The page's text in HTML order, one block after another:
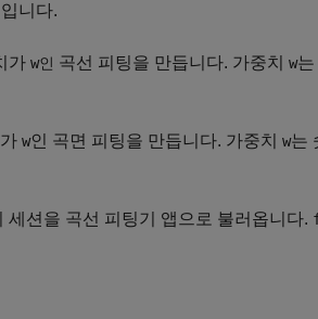
니다.
가 w인 곡선 피팅을 만듭니다. 가중치 w는
w인 곡면 피팅을 만듭니다. 가중치 w는
세션을 곡선 피팅기 앱으로 불러옵니다.